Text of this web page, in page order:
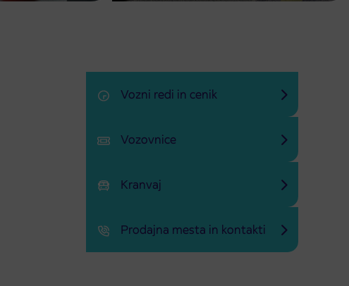
Vozni redi in cenik
Vozovnice
Kranvaj
Prodajna mesta in kontakti